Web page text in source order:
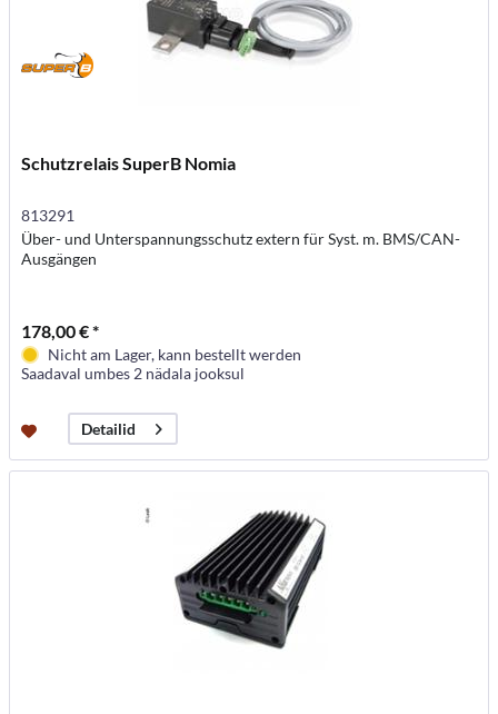
Schutzrelais SuperB Nomia
813291
Über- und Unterspannungsschutz extern für Syst. m. BMS/CAN-
Ausgängen
178,00 € *
Nicht am Lager, kann bestellt werden
Saadaval umbes 2 nädala jooksul
Detailid